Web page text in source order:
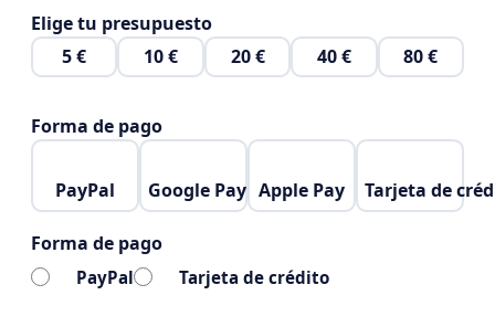
Elige tu presupuesto
5 €
10 € 20 € 40 € 80 €
Forma de pago
PayPal Google Pay Apple Pay Tarjeta de
Forma de pago
PayPal Tarjeta de crédito